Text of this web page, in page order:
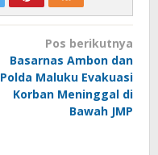
Pos berikutnya
Basarnas Ambon dan
Polda Maluku Evakuasi
Korban Meninggal di
Bawah JMP